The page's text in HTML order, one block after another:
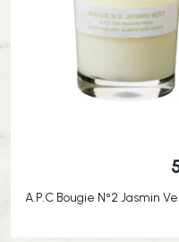
A.P.C Bougie N°2 Jasmin